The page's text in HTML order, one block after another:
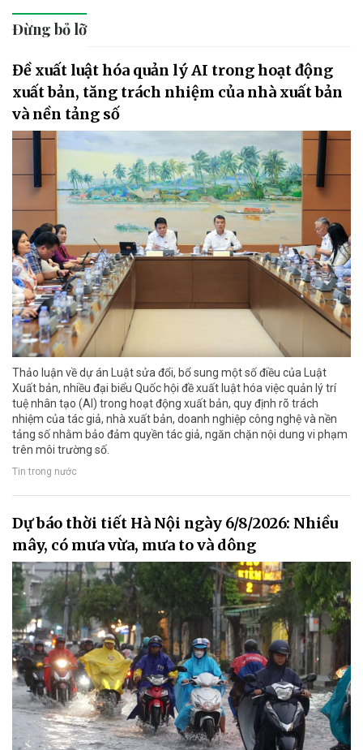
Đừng bỏ lỡ
Đề xuất luật hóa quản lý AI trong hoạt động
xuất bản, tăng trách nhiệm của nhà xuất bản
và nền tảng số
Thảo luận về dự án Luật sửa đổi, bổ sung một số điều của Luật
Xuất bản, nhiều đại biểu Quốc hội đề xuất luật hóa việc quản lý trí
tuệ nhân tạo (AI) trong hoạt động xuất bản, quy định rõ trách
nhiệm của tác giả, nhà xuất bản, doanh nghiệp công nghệ và nền
tảng số nhằm bảo đảm quyền tác giả, ngăn chặn nội dung vi phạm
trên môi trường số.
Tin trong nước
Dự báo thời tiết Hà Nội ngày 6/8/2026: Nhiều
mây, có mưa vừa, mưa to và dông